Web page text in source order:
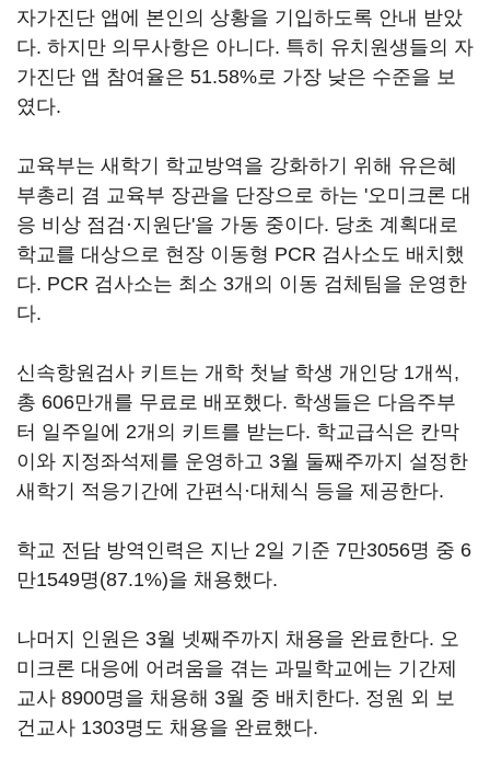
자가진단 앱에 본인의 상황을 기입하도록 안내 받았
다. 하지만 의무사항은 아니다. 특히 유치원생들의 자
가진단 앱 참여율은 51.58%로 가장 낮은 수준을 보
였다.
교육부는 새학기 학교방역을 강화하기 위해 유은혜
부총리 겸 교육부 장관을 단장으로 하는 '오미크론 대
응 비상 점검·지원단'을 가동 중이다. 당초 계획대로
학교를 대상으로 현장 이동형 PCR 검사소도 배치했
다. PCR 검사소는 최소 3개의 이동 검체팀을 운영한
다.
신속항원검사 키트는 개학 첫날 학생 개인당 1개씩,
총 606만개를 무료로 배포했다. 학생들은 다음주부
터 일주일에 2개의 키트를 받는다. 학교급식은 칸막
이와 지정좌석제를 운영하고 3월 둘째주까지 설정한
새학기 적응기간에 간편식·대체식 등을 제공한다.
학교 전담 방역인력은 지난 2일 기준 7만3056명 중 6
만1549명(87.1%)을 채용했다.
나머지 인원은 3월 넷째주까지 채용을 완료한다. 오
미크론 대응에 어려움을 겪는 과밀학교에는 기간제
교사 8900명을 채용해 3월 중 배치한다. 정원 외 보
건교사 1303명도 채용을 완료했다.